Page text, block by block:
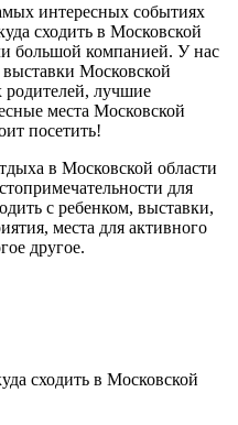
интересных событиях
сходить в Московской
большой компанией. У нас
Московской
родителей, лучшие
места Московской
посетить!
в Московской области
для
с ребенком, выставки,
места для активного
другое.
сходить в Московской